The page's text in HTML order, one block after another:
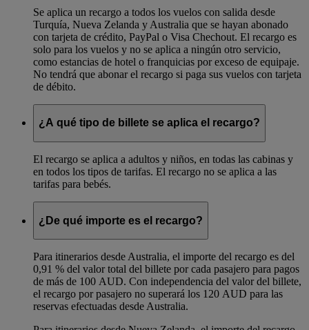
Se aplica un recargo a todos los vuelos con salida desde
Turquía, Nueva Zelanda y Australia que se hayan abonado
con tarjeta de crédito, PayPal o Visa Chechout. El recargo es
solo para los vuelos y no se aplica a ningún otro servicio,
como estancias de hotel o franquicias por exceso de equipaje.
No tendrá que abonar el recargo si paga sus vuelos con tarjeta
de débito.
¿A qué tipo de billete se aplica el recargo?
El recargo se aplica a adultos y niños, en todas las cabinas y
en todos los tipos de tarifas. El recargo no se aplica a las
tarifas para bebés.
¿De qué importe es el recargo?
Para itinerarios desde Australia, el importe del recargo es del
0,91 % del valor total del billete por cada pasajero para pagos
de más de 100 AUD. Con independencia del valor del billete,
el recargo por pasajero no superará los 120 AUD para las
reservas efectuadas desde Australia.